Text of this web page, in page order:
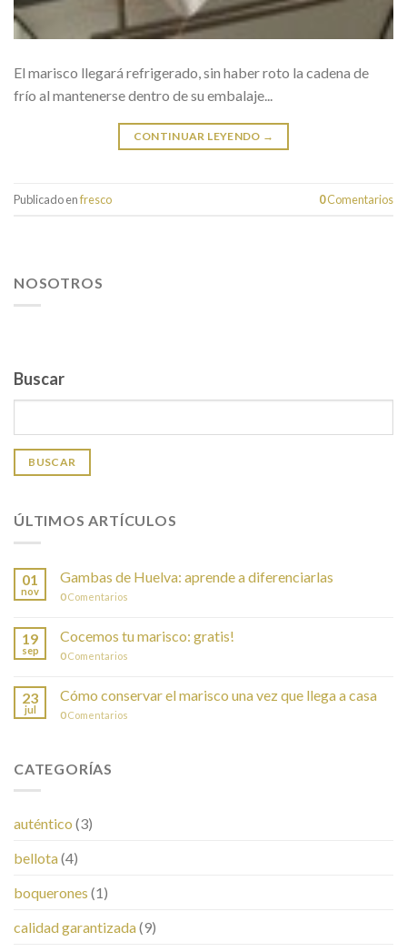
El marisco llegará refrigerado, sin haber roto la cadena de
frío al mantenerse dentro de su embalaje...
CONTINUAR LEYENDO →
Publicado enfresco 0Comentarios
NOSOTROS
Buscar
BUSCAR
ÚLTIMOS ARTÍCULOS
01
nov
Gambas de Huelva: aprende a diferenciarlas
0Comentarios
19
sep
Cocemos tu marisco: gratis!
0Comentarios
23
jul
Cómo conservar el marisco una vez que llega a casa
0Comentarios
CATEGORÍAS
auténtico (3)
bellota(4)
boquerones (1)
calidad garantizada(9)